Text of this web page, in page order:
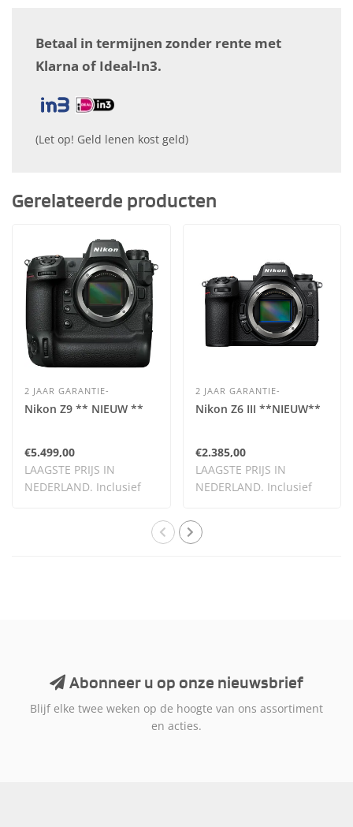
Betaal in termijnen zonder rente met
Klarna of Ideal-In3.
(Let op! Geld lenen kost geld)
Gerelateerde producten
2 JAAR GARANTIE-
Nikon Z9 ** NIEUW **
€5.499,00
LAAGSTE PRIJS IN
NEDERLAND. Inclusief
2 JAAR GARANTIE-
Nikon Z6 III **NIEUW**
€2.385,00
LAAGSTE PRIJS IN
NEDERLAND. Inclusief
Abonneer u op onze nieuwsbrief
Blijf elke twee weken op de hoogte van ons assortiment
en acties.